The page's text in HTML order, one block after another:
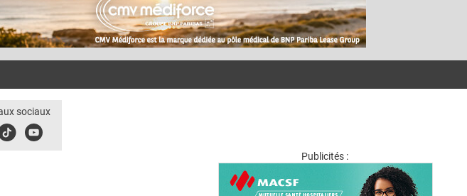
sociaux
Youbute
Publicités :